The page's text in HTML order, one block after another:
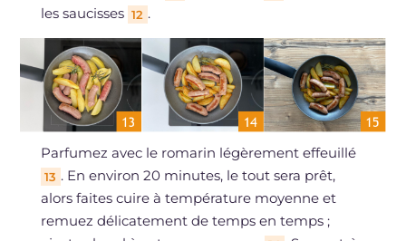
les saucisses 12 .
Parfumez avec le romarin légèrement effeuillé
13 . En environ 20 minutes, le tout sera prêt,
alors faites cuire à température moyenne et
remuez délicatement de temps en temps ;